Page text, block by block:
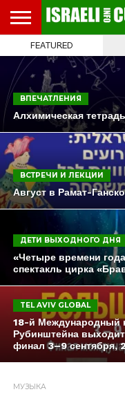
ВЫСТАВКИ
МУЗЕИ
СТРАНА
ФЕСТИВАЛЕЙ
ТЕАТР
КНИГИ.
ТЕКСТЫ
МУЗЫКА
РЕЛИГИЯ/
ИСТОРИЯ
ДВИЖЕНИЕ
ДЕТИ
ВЫХОДНОГО
ДНЯ
МАРШРУТЫ
ПРОГУЛЬЩИКА
ВИДЕО-
РЕЧИ
ВПЕЧАТЛЕНИЯ
ВСТРЕЧИ
И
ЛЕКЦИИ
ИНТЕРВЬЮ
КИНО
TEL
AVIV
GLOBAL
FEATURED
ВПЕЧАТЛЕНИЯ
Алхимическая
ВСТРЕЧИ И ЛЕКЦИИ
Август в Рамат-
ДЕТИ ВЫХОДНОГО ДНЯ
«Четыре времени
спектакль цирка
TEL AVIV GLOBAL
18-й Международный
Рубинштейна
финал 3–9 сентября,
МУЗЫКА